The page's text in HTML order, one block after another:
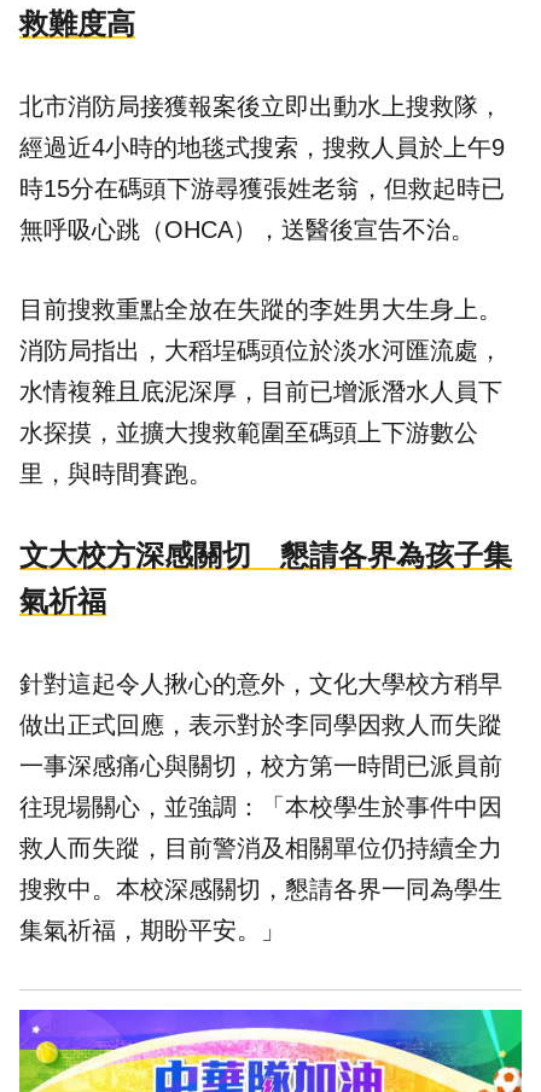
救難度高
北市消防局接獲報案後立即出動水上搜救隊，
經過近4小時的地毯式搜索，搜救人員於上午9
時15分在碼頭下游尋獲張姓老翁，但救起時已
無呼吸心跳（OHCA），送醫後宣告不治。
目前搜救重點全放在失蹤的李姓男大生身上。
消防局指出，大稻埕碼頭位於淡水河匯流處，
水情複雜且底泥深厚，目前已增派潛水人員下
水探摸，並擴大搜救範圍至碼頭上下游數公
里，與時間賽跑。
文大校方深感關切 懇請各界為孩子集
氣祈福
針對這起令人揪心的意外，文化大學校方稍早
做出正式回應，表示對於李同學因救人而失蹤
一事深感痛心與關切，校方第一時間已派員前
往現場關心，並強調：「本校學生於事件中因
救人而失蹤，目前警消及相關單位仍持續全力
搜救中。本校深感關切，懇請各界一同為學生
集氣祈福，期盼平安。」